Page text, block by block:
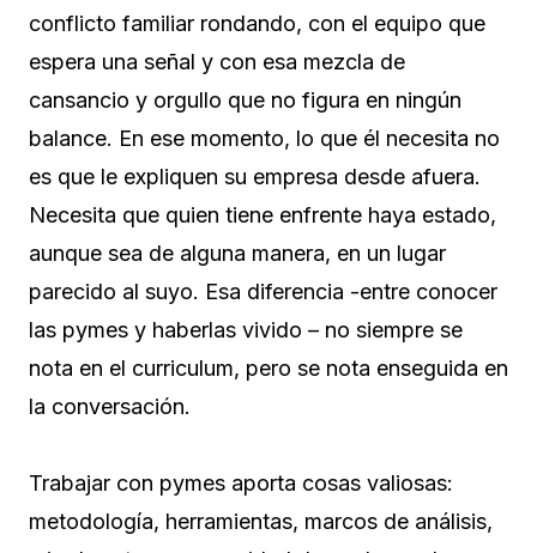
conflicto familiar rondando, con el equipo que
espera una señal y con esa mezcla de
cansancio y orgullo que no figura en ningún
balance. En ese momento, lo que él necesita no
es que le expliquen su empresa desde afuera.
Necesita que quien tiene enfrente haya estado,
aunque sea de alguna manera, en un lugar
parecido al suyo. Esa diferencia -entre conocer
las pymes y haberlas vivido – no siempre se
nota en el curriculum, pero se nota enseguida en
la conversación.
Trabajar con pymes aporta cosas valiosas:
metodología, herramientas, marcos de análisis,